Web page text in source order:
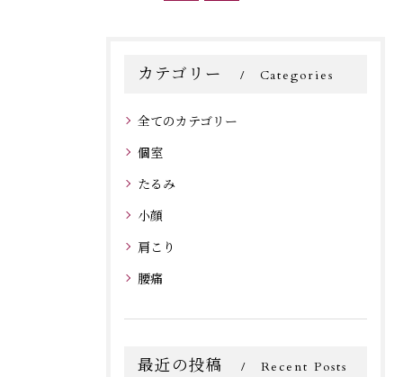
カテゴリー Categories
全てのカテゴリー
個室
たるみ
小顔
肩こり
腰痛
最近の投稿 Recent Posts